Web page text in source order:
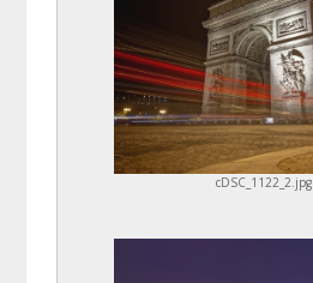
cDSC_1122_2.jpg